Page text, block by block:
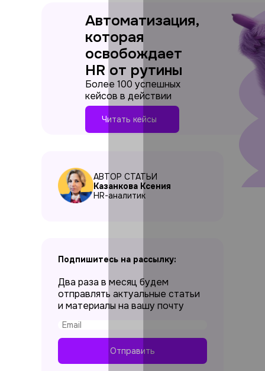
Автоматизация,
которая
освобождает
HR от рутины
Более 100 успешных
кейсов в действии
Читать кейсы
АВТОР СТАТЬИ
Казанкова Ксения
HR-аналитик
Подпишитесь на рассылку:
Два раза в месяц будем
отправлять актуальные статьи
и материалы на вашу почту
Отправить